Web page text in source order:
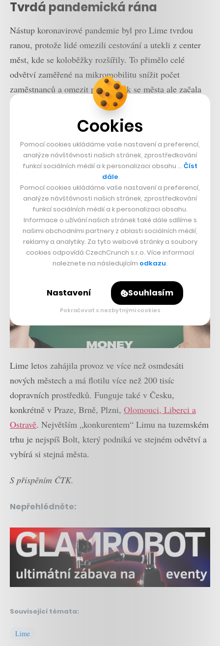
Tvrdá pandemická rána
Nástup koronavirové pandemie byl pro Lime tvrdou
ranou, protože lidé omezili cestování a utekli z center
měst, kde se koloběžky rozšířily. To přimělo celé
odvětví zaměřené na mikromobilitu snížit počet
zaměstnanců a omezit provoz. Jak se města ale začala
znovu otevírat, odvětví začalo opět těžit z obnovení
zájmu o elektrokola a elektrokoloběžky jako způsobu
Lime letos zahájila provoz ve více než osmdesáti
nových městech a má flotilu více než 200 tisíc
dopravních prostředků. Funguje také v Česku,
konkrétně v Praze, Brně, Plzni, Olomouci, Liberci a
Ostravě. Největším „konkurentem“ Limu na tuzemském
trhu je nejspíš Bolt, který podniká ve stejném odvětví a
vybírá si stejná města.
S přispěním ČTK.
Nepřehlédněte:
Související témata:
Lime
Cookies
Pomocí cookies ukládáme vaše nastavení a preferencí,
analýze návštěvnosti našich stránek, zprostředkování
funkcí sociálních médií a k personalizaci obsahu … Číst
dále
Pomocí cookies ukládáme vaše nastavení a preferencí,
analýze návštěvnosti našich stránek, zprostředkování
funkcí sociálních médií a k personalizaci obsahu.
Informace o užívání našich stránek také dále sdílíme s
našimi obchodními partnery z oblasti sociálních médií,
reklamy a analytiky. Za tyto webové stránky a soubory
cookies odpovídá CzechCrunch s.r.o. Více informací
naleznete na následujícím odkazu.
Nastavení Souhlasím
Pokračovat s nezbytnými cookies